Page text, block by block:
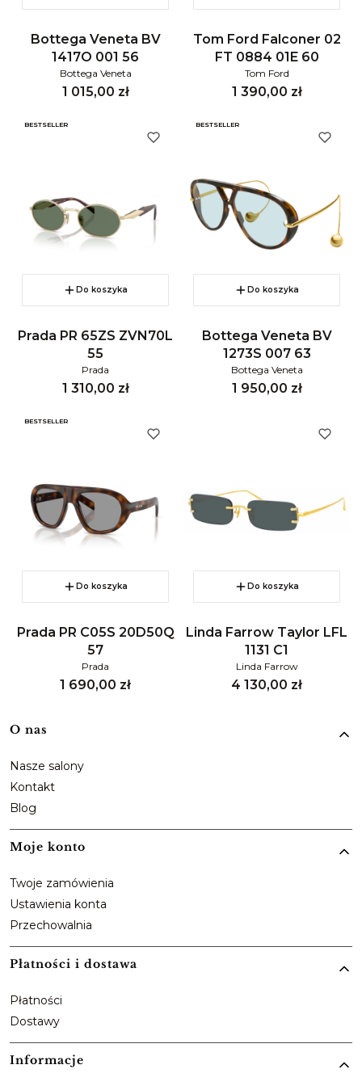
Bottega Veneta BV
1417O 001 56
Bottega Veneta
Cena
1 015,00 zł
Tom Ford Falconer 02
FT 0884 01E 60
Tom Ford
Cena
1 390,00 zł
BESTSELLER
Do koszyka
Prada PR 65ZS ZVN70L
55
Prada
Cena
1 310,00 zł
BESTSELLER
Do koszyka
Bottega Veneta BV
1273S 007 63
Bottega Veneta
Cena
1 950,00 zł
BESTSELLER
Do koszyka
Prada PR C05S 20D50Q
57
Prada
Cena
1 690,00 zł
Do koszyka
Linda Farrow Taylor LFL
1131 C1
Linda Farrow
Cena
4 130,00 zł
Linki w stopce
O nas
Nasze salony
Kontakt
Blog
Moje konto
Twoje zamówienia
Ustawienia konta
Przechowalnia
Płatności i dostawa
Płatności
Dostawy
Informacje